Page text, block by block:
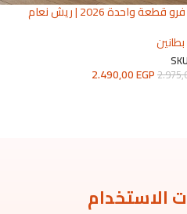
بطانية فرو قطعة واحدة 2026 | ريش نعام
بطانين
2.490,00EGP
الخيارات
الاستخدام